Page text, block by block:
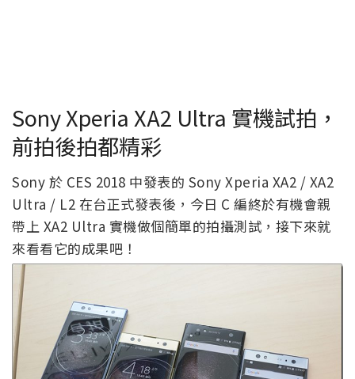
Sony Xperia XA2 Ultra 實機試拍，
前拍後拍都精彩
Sony 於 CES 2018 中發表的 Sony Xperia XA2 / XA2
Ultra / L2 在台正式發表後，今日 C 編終於有機會親
帶上 XA2 Ultra 實機做個簡單的拍攝測試，接下來就
來看看它的成果吧！